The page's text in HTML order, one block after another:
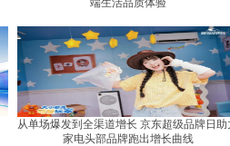
从单场爆发到全渠道增长 京东超级品牌日助
家电头部品牌跑出增长曲线